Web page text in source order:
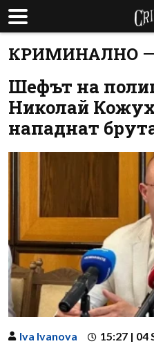
КРИМИНАЛНО
Шефът на
Николай
нападнат
Iva Ivanova 15:27 | 04